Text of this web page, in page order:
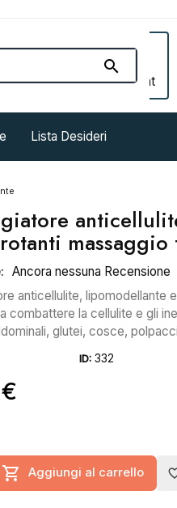


Account
Lista Desideri
Ancora nessuna Recensione
anticellulite, lipomodellante
combattere la cellulite e gli
glutei, cosce,
ID: 332
 Aggiungi al carrello